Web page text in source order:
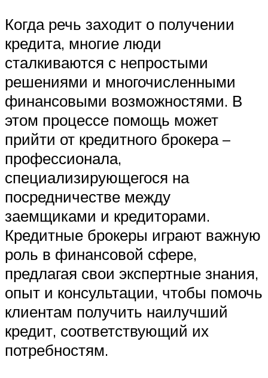
Когда речь заходит о получении
кредита, многие люди
сталкиваются с непростыми
решениями и многочисленными
финансовыми возможностями. В
этом процессе помощь может
прийти от кредитного брокера –
профессионала,
специализирующегося на
посредничестве между
заемщиками и кредиторами.
Кредитные брокеры играют важную
роль в финансовой сфере,
предлагая свои экспертные знания,
опыт и консультации, чтобы помочь
клиентам получить наилучший
кредит, соответствующий их
потребностям.